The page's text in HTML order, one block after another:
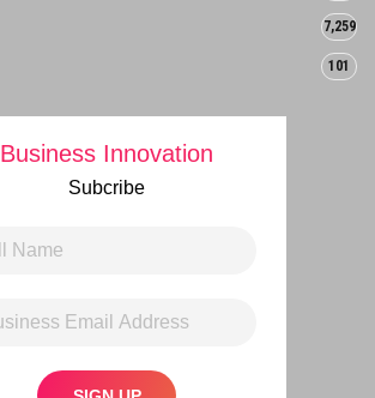
7,259
101
Business Innovation
Subcribe